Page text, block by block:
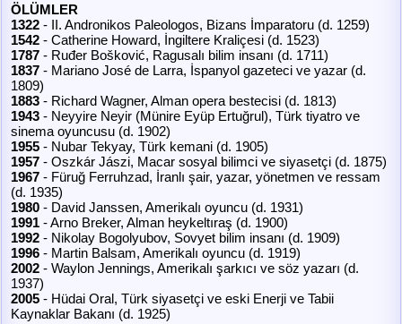
ÖLÜMLER
1322 - II. Andronikos Paleologos, Bizans İmparatoru (d. 1259)
1542 - Catherine Howard, İngiltere Kraliçesi (d. 1523)
1787 - Ruđer Bošković, Ragusalı bilim insanı (d. 1711)
1837 - Mariano José de Larra, İspanyol gazeteci ve yazar (d.
1809)
1883 - Richard Wagner, Alman opera bestecisi (d. 1813)
1943 - Neyyire Neyir (Münire Eyüp Ertuğrul), Türk tiyatro ve
sinema oyuncusu (d. 1902)
1955 - Nubar Tekyay, Türk kemani (d. 1905)
1957 - Oszkár Jászi, Macar sosyal bilimci ve siyasetçi (d. 1875)
1967 - Füruğ Ferruhzad, İranlı şair, yazar, yönetmen ve ressam
(d. 1935)
1980 - David Janssen, Amerikalı oyuncu (d. 1931)
1991 - Arno Breker, Alman heykeltıraş (d. 1900)
1992 - Nikolay Bogolyubov, Sovyet bilim insanı (d. 1909)
1996 - Martin Balsam, Amerikalı oyuncu (d. 1919)
2002 - Waylon Jennings, Amerikalı şarkıcı ve söz yazarı (d.
1937)
2005 - Hüdai Oral, Türk siyasetçi ve eski Enerji ve Tabii
Kaynaklar Bakanı (d. 1925)